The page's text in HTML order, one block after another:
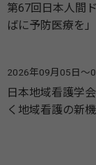
第67回日本人間
ばに予防医療を」
2026年09月05日～
日本地域看護学
く地域看護の新機